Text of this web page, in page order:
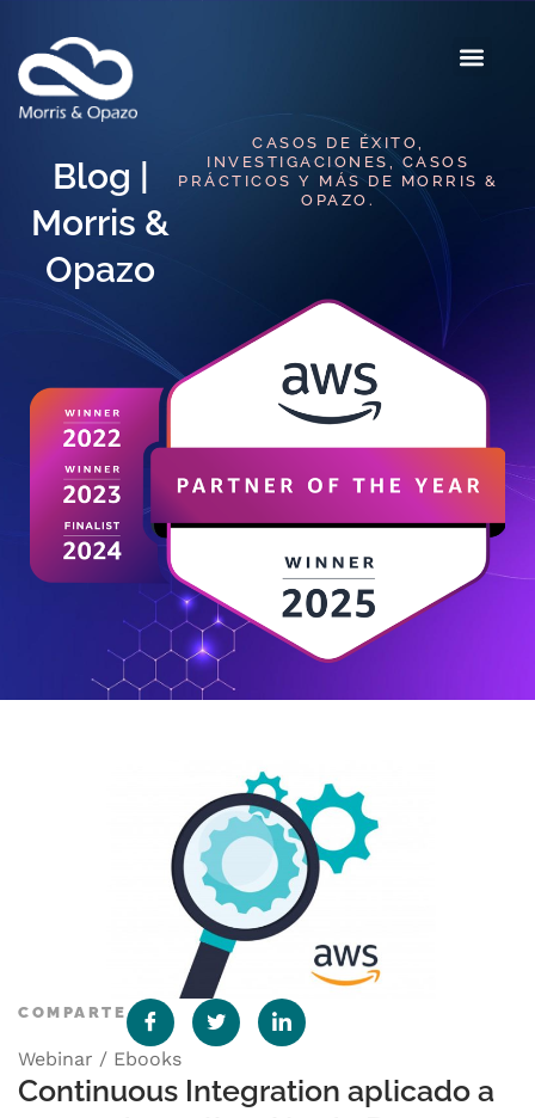
Blog |
Morris &
Opazo
CASOS DE ÉXITO,
INVESTIGACIONES, CASOS
PRÁCTICOS Y MÁS DE MORRIS &
OPAZO.
COMPARTE
Webinar / Ebooks
Continuous Integration aplicado a